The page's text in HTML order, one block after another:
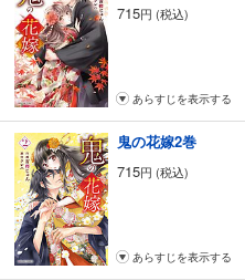
715円 (税込)
あらすじを表示する
鬼の花嫁2巻
715円 (税込)
あらすじを表示する